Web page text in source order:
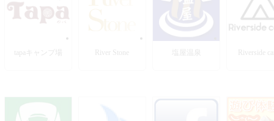
tapaキャンプ場 River Stone 塩屋温泉 Riverside